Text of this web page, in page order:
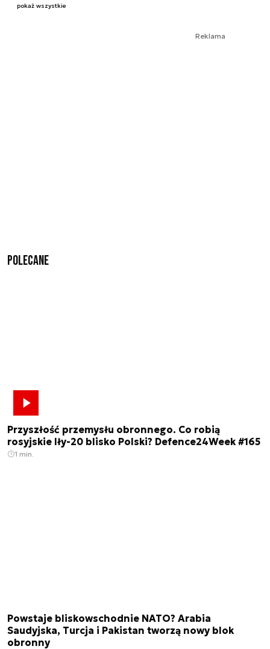
pokaż wszystkie
Reklama
Polecane
Przyszłość przemysłu obronnego. Co robią
rosyjskie Iły-20 blisko Polski? Defence24Week #165
1 min.
Powstaje bliskowschodnie NATO? Arabia
Saudyjska, Turcja i Pakistan tworzą nowy blok
obronny